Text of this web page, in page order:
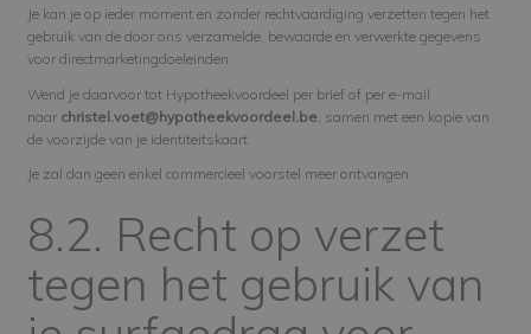
Je kan je op ieder moment en zonder rechtvaardiging verzetten tegen het
gebruik van de door ons verzamelde, bewaarde en verwerkte gegevens
voor directmarketingdoeleinden.
Wend je daarvoor tot Hypotheekvoordeel per brief of per e-mail
naar christel.voet@hypotheekvoordeel.be , samen met een kopie van
de voorzijde van je identiteitskaart.
Je zal dan geen enkel commercieel voorstel meer ontvangen.
8.2. Recht op verzet
tegen het gebruik van